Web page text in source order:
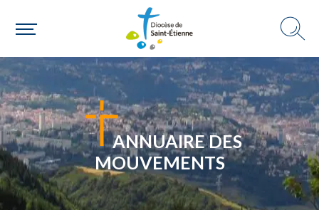
Choisir ma paroisse par commune
Une commune
ANNUAIRE DES
MOUVEMENTS